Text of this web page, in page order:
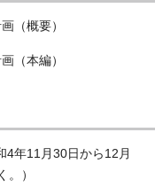
（概要）
（本編）
4年11月30日から12月
。）